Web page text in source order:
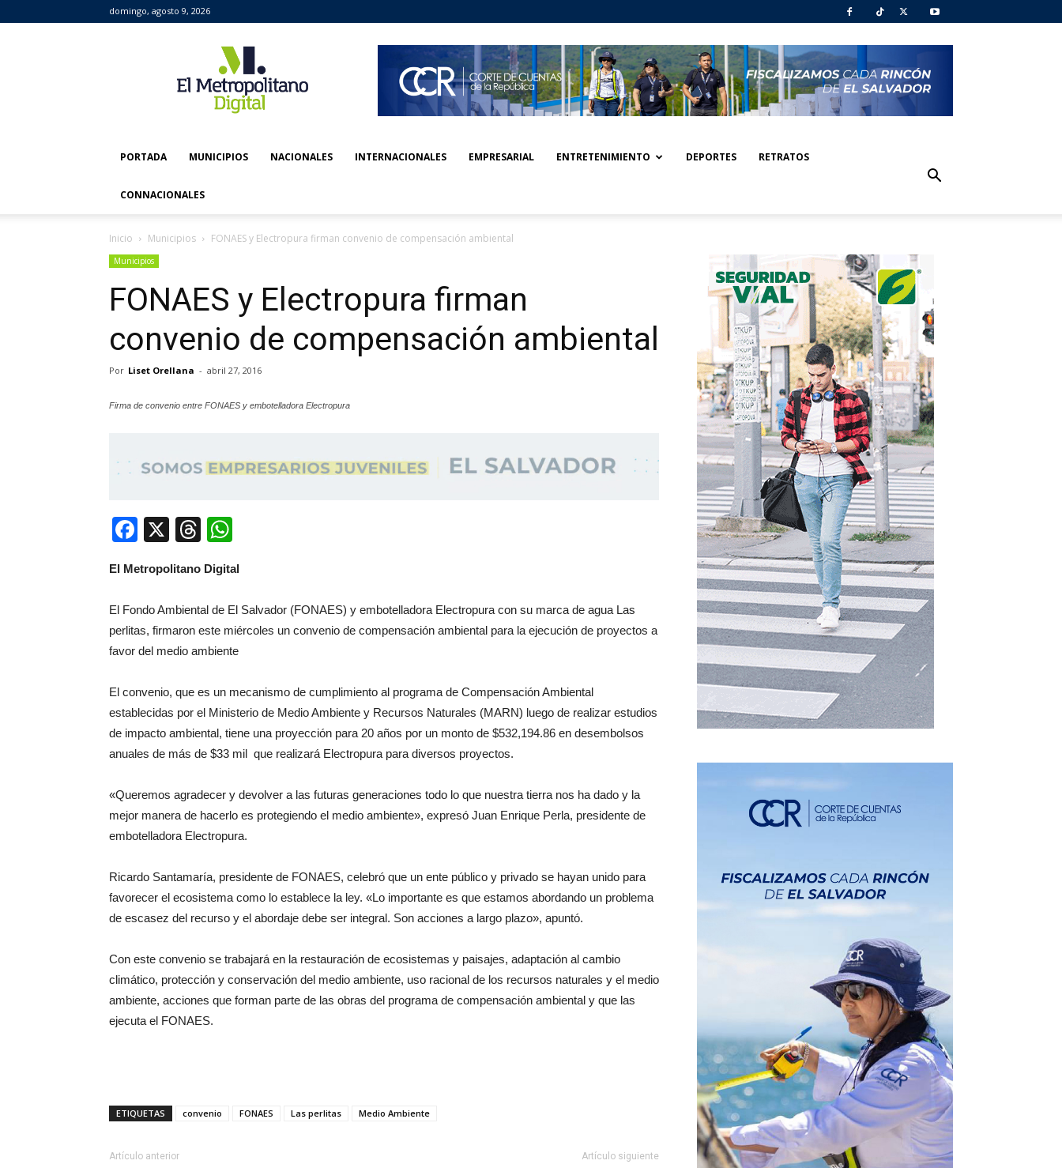
domingo, agosto 9, 2026
Metropolitano
Digital
PORTADA MUNICIPIOS NACIONALES INTERNACIONALES EMPRESARIAL ENTRETENIMIENTO DEPORTES RETRATOS
CONNACIONALES
Inicio Municipios FONAES y Electropura firman convenio de compensación ambiental
Municipios
FONAES y Electropura firman
convenio de compensación ambiental
Por Liset Orellana - abril 27, 2016
Firma de convenio entre FONAES y embotelladora Electropura
Facebook
X Threads
El Metropolitano Digital
El Fondo Ambiental de El Salvador (FONAES) y embotelladora Electropura con su marca de agua Las
perlitas, firmaron este miércoles un convenio de compensación ambiental para la ejecución de proyectos a
favor del medio ambiente
El convenio, que es un mecanismo de cumplimiento al programa de Compensación Ambiental
establecidas por el Ministerio de Medio Ambiente y Recursos Naturales (MARN) luego de realizar estudios
de impacto ambiental, tiene una proyección para 20 años por un monto de $532,194.86 en desembolsos
anuales de más de $33 mil que realizará Electropura para diversos proyectos.
«Queremos agradecer y devolver a las futuras generaciones todo lo que nuestra tierra nos ha dado y la
mejor manera de hacerlo es protegiendo el medio ambiente», expresó Juan Enrique Perla, presidente de
embotelladora Electropura.
Ricardo Santamaría, presidente de FONAES, celebró que un ente público y privado se hayan unido para
favorecer el ecosistema como lo establece la ley. «Lo importante es que estamos abordando un problema
de escasez del recurso y el abordaje debe ser integral. Son acciones a largo plazo», apuntó.
Con este convenio se trabajará en la restauración de ecosistemas y paisajes, adaptación al cambio
climático, protección y conservación del medio ambiente, uso racional de los recursos naturales y el medio
ambiente, acciones que forman parte de las obras del programa de compensación ambiental y que las
ejecuta el FONAES.
ETIQUETAS convenio FONAES Las perlitas Medio Ambiente
Artículo anterior Artículo siguiente